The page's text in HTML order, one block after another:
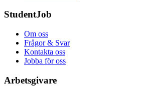
StudentJob
Om oss
Frågor & Svar
Kontakta oss
Jobba för oss
Arbetsgivare